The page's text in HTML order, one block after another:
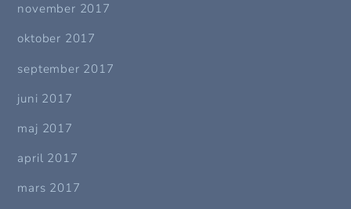
november 2017
oktober 2017
september 2017
juni 2017
maj 2017
april 2017
mars 2017